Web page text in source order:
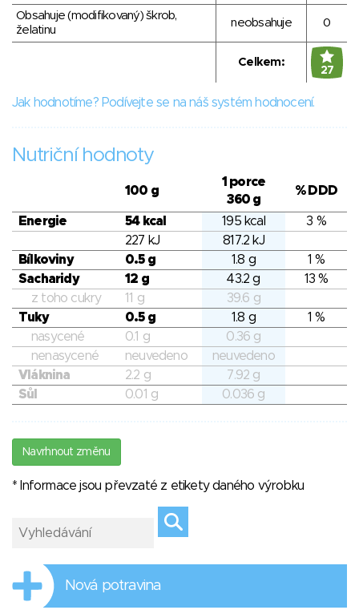
Obsahuje (modifikovaný) škrob,
želatinu
neobsahuje 0
Celkem:
27
Jak hodnotíme? Podívejte se na náš systém hodnocení.
Nutriční hodnoty
100 g
1 porce
360 g
% DDD
Energie 54 kcal 195 kcal
3 %
227 kJ
817.2 kJ
Bílkoviny
0.5 g 1.8 g
1 %
Sacharidy
12 g 43.2 g
13 %
z toho cukry
11 g
39.6 g
Tuky
0.5 g 1.8 g
1 %
nasycené
0.1 g
0.36 g
nenasycené
neuvedeno
neuvedeno
Vláknina
2.2 g
7.92 g
Sůl
0.01 g 0.036 g
Navrhnout změnu
* Informace jsou převzaté z etikety daného výrobku
Nová potravina